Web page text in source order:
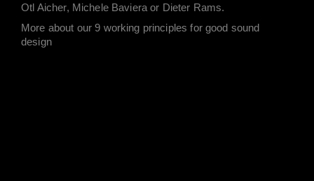
Otl Aicher, Michele Baviera or Dieter Rams.
More about our 9 working principles for good sound
design